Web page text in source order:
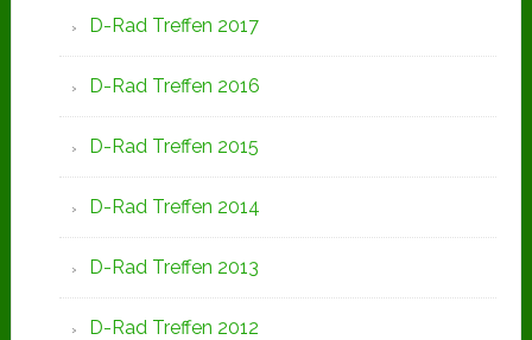
D-Rad Treffen 2017
D-Rad Treffen 2016
D-Rad Treffen 2015
D-Rad Treffen 2014
D-Rad Treffen 2013
D-Rad Treffen 2012